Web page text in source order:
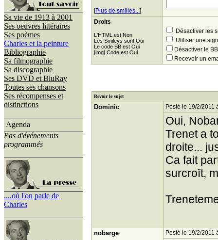
Sa vie de 1913 à 2001
Ses oeuvres littéraires
Ses poèmes
Charles et la peinture
Bibliographie
Sa filmographie
Sa discographie
Ses DVD et BluRay
Toutes ses chansons
Ses récompenses et
distinctions
Agenda
Pas d'événements
programmés
....où l'on parle de
Charles
[Plus de smilies...]
Droits
L'HTML est Non
Les Smileys sont Oui
Le code BB est Oui
[img] Code est Oui
Désactiver les
Utiliser une
Désactiver le
Recevoir un
Revoir le sujet
Dominic Posté le 19/2/2011
Oui,
Trenet a
droite...
Ca fait
surcroît,
nobarge Posté le 19/2/2011